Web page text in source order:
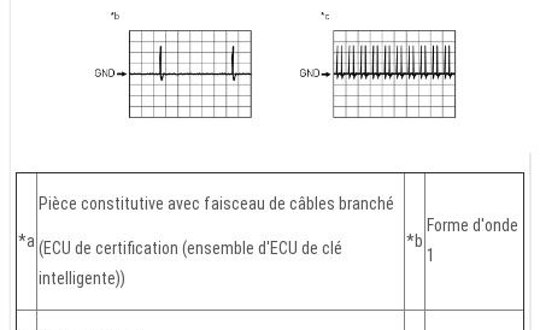
*a
Pièce constitutive avec faisceau de câbles branché
(ECU de certification (ensemble d'ECU de clé
intelligente))
*b
Forme d'onde
1